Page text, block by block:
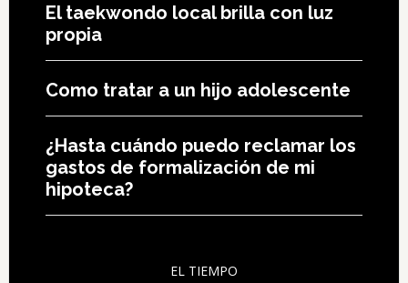
El taekwondo local brilla con luz
propia
Como tratar a un hijo adolescente
¿Hasta cuándo puedo reclamar los
gastos de formalización de mi
hipoteca?
EL TIEMPO